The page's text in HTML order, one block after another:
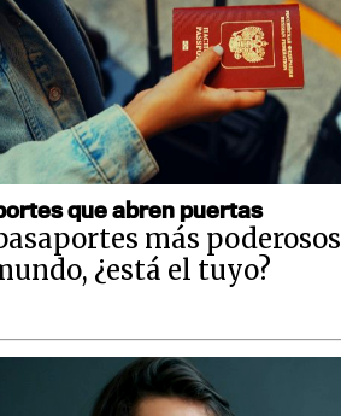
que abren puertas
más poderosos
¿está el tuyo?